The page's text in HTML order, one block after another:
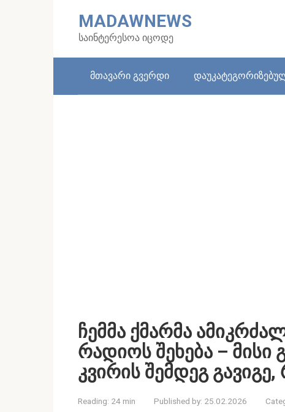
MADAWNEWS
საინტერესოა იცოდე
მთავარი გვერდი
ჩემმა ქმარმა
რადიოს შეხება –
კვირის შემდეგ
Reading: 24 min Published by: 25.02.2026